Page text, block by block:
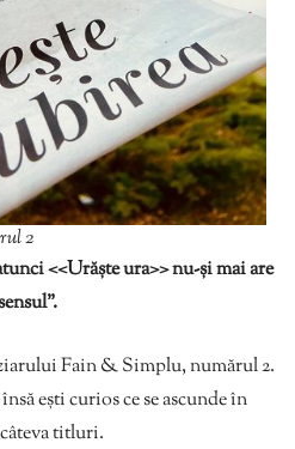
2
<<Urăște ura>> nu-și mai are
Fain & Simplu, numărul 2.
ești curios ce se ascunde în
titluri.